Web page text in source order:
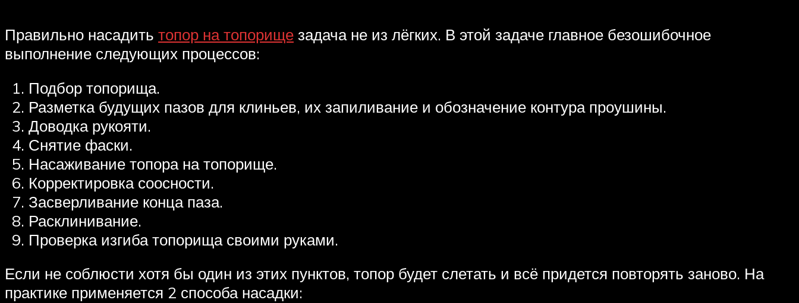
Правильно насадить топор на топорище задача не из лёгких. В этой задаче главное безошибочное
выполнение следующих процессов:
Подбор топорища.
Разметка будущих пазов для клиньев, их запиливание и обозначение контура проушины.
Доводка рукояти.
Снятие фаски.
Насаживание топора на топорище.
Корректировка соосности.
Засверливание конца паза.
Расклинивание.
Проверка изгиба топорища своими руками.
Если не соблюсти хотя бы один из этих пунктов, топор будет слетать и всё придется повторять заново. На
практике применяется 2 способа насадки: